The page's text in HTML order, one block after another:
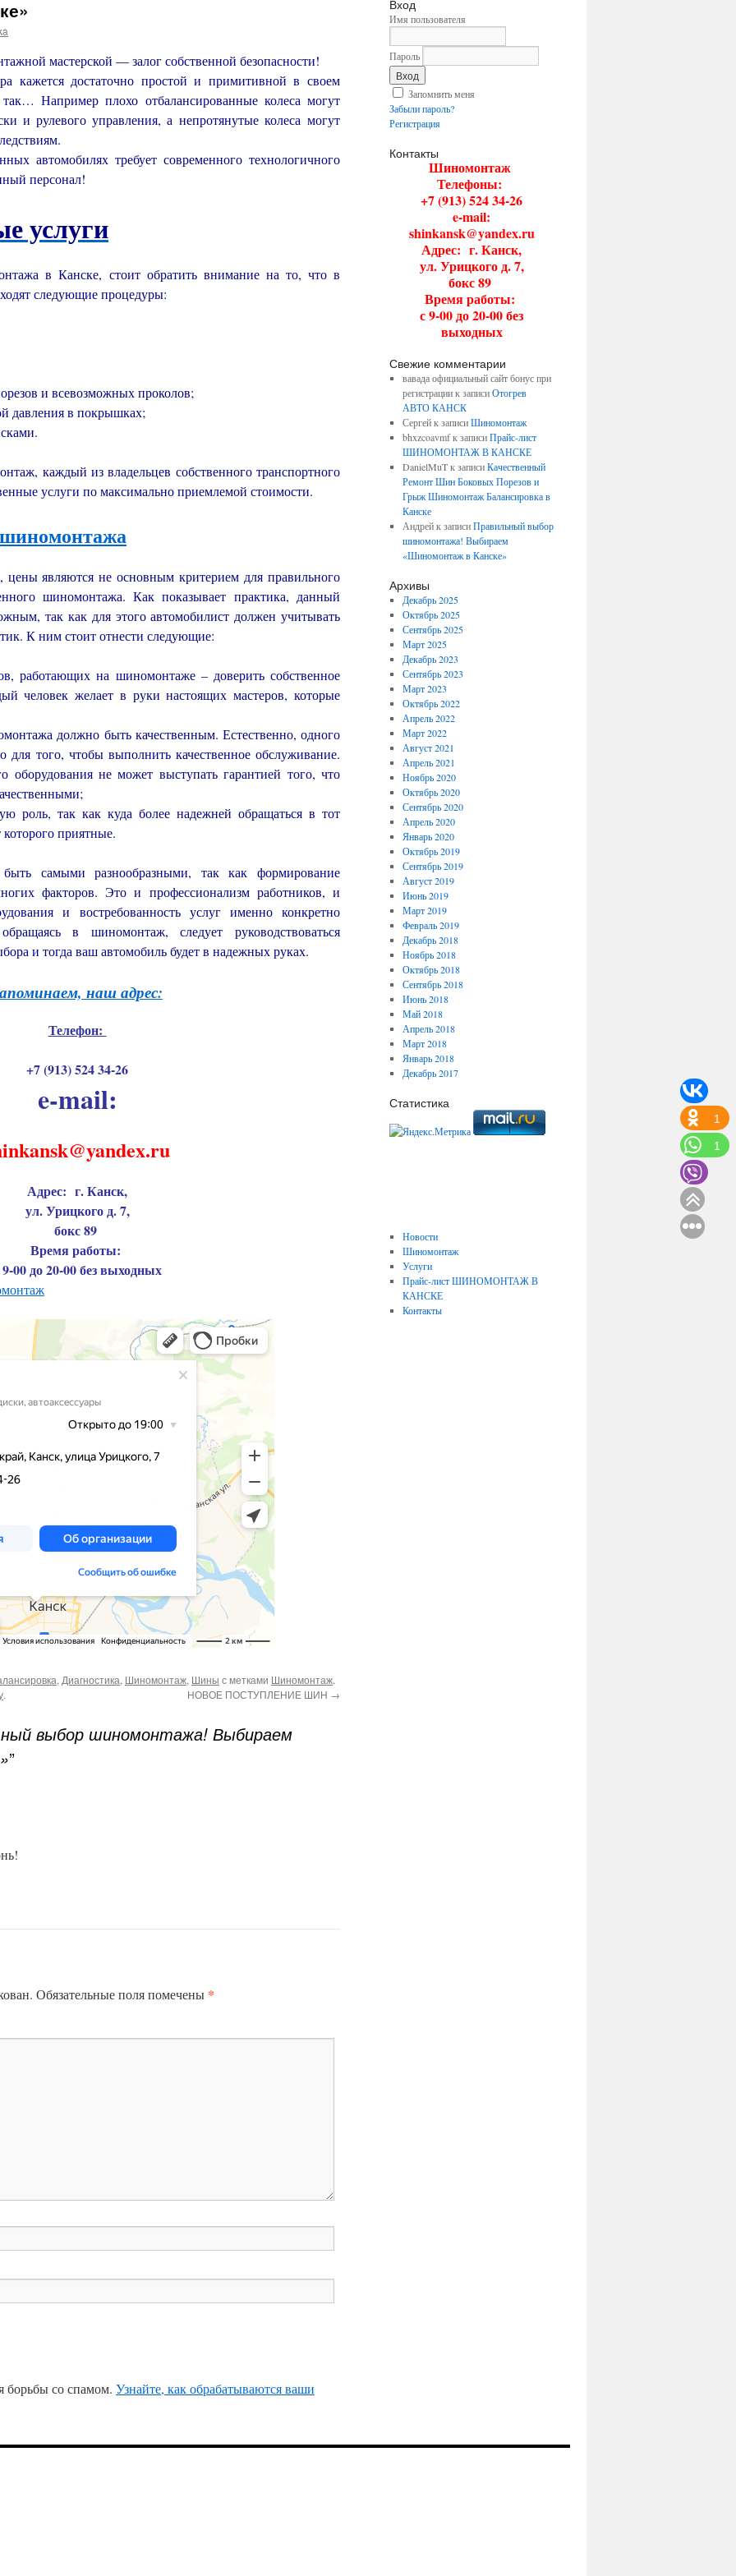
мастерской — залог собственной безопасности!
кажется достаточно простой и примитивной в своем
Например плохо отбалансированные колеса могут
и рулевого управления, а непротянутые колеса могут
требует современного технологичного
персонал!
услуги
в Канске, стоит обратить внимание на то, что в
следующие процедуры:
и всевозможных проколов;
давления в покрышках;
каждый из владельцев собственного транспортного
услуги по максимально приемлемой стоимости.
шиномонтажа
являются не основным критерием для правильного
шиномонтажа. Как показывает практика, данный
так как для этого автомобилист должен учитывать
К ним стоит отнести следующие:
работающих на шиномонтаже – доверить собственное
человек желает в руки настоящих мастеров, которые
должно быть качественным. Естественно, одного
для того, чтобы выполнить качественное обслуживание.
оборудования не может выступать гарантией того, что
роль, так как куда более надежней обращаться в тот
приятные.
самыми разнообразными, так как формирование
факторов. Это и профессионализм работников, и
и востребованность услуг именно конкретно
в шиномонтаж, следует руководствоваться
и тогда ваш автомобиль будет в надежных руках.
наш адрес:
Телефон:
+7 (913) 524 34-26
e-mail:
Адрес: г. Канск,
ул. Урицкого д. 7,
бокс 89
Время работы:
9-00 до 20-00 без выходных
, Диагностика, Шиномонтаж, Шины с метками Шиномонтаж.
. НОВОЕ ПОСТУПЛЕНИЕ ШИН →
выбор шиномонтажа! Выбираем
”
Обязательные поля помечены *
борьбы со спамом. Узнайте, как обрабатываются ваши
Вход
Имя пользователя
Пароль
Запомнить меня
Забыли пароль?
Регистрация
Контакты
Шиномонтаж
Телефоны:
+7 (913) 524 34-26
e-mail:
shinkansk@yandex.ru
Адрес: г. Канск,
ул. Урицкого д. 7,
бокс 89
Время работы:
с 9-00 до 20-00 без
выходных
Свежие комментарии
вавада официальный сайт бонус при
регистрациик записиОтогрев
АВТО КАНСК
Сергейк записиШиномонтаж
bhxzcoavmfк записиПрайс-лист
ШИНОМОНТАЖ В КАНСКЕ
DanielMuTк записиКачественный
Ремонт Шин Боковых Порезов и
Грыж Шиномонтаж Балансировка в
Канске
Андрейк записиПравильный выбор
шиномонтажа! Выбираем
«Шиномонтаж в Канске»
Архивы
Декабрь 2025
Октябрь 2025
Сентябрь 2025
Март 2025
Декабрь 2023
Сентябрь 2023
Март 2023
Октябрь 2022
Апрель 2022
Март 2022
Август 2021
Апрель 2021
Ноябрь 2020
Октябрь 2020
Сентябрь 2020
Апрель 2020
Январь 2020
Октябрь 2019
Сентябрь 2019
Август 2019
Июнь 2019
Март 2019
Февраль 2019
Декабрь 2018
Ноябрь 2018
Октябрь 2018
Сентябрь 2018
Июнь 2018
Май 2018
Апрель 2018
Март 2018
Январь 2018
Декабрь 2017
Статистика
Новости
Шиномонтаж
Услуги
Прайс-лист ШИНОМОНТАЖ В
КАНСКЕ
Контакты
1
1